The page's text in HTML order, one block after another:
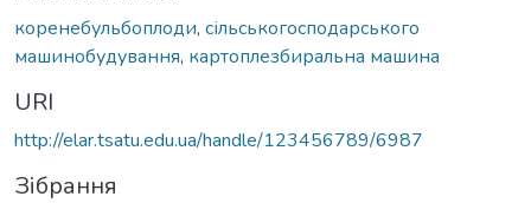
коренебульбоплоди, сільськогосподарського
машинобудування, картоплезбиральна машина
URI
http://elar.tsatu.edu.ua/handle/123456789/6987
Зібрання